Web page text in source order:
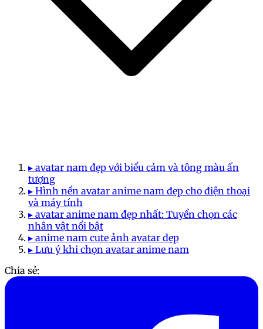
▸ avatar nam đẹp với biểu cảm và tông màu ấn
tượng
▸ Hình nền avatar anime nam đẹp cho điện thoại
và máy tính
▸ avatar anime nam đẹp nhất: Tuyển chọn các
nhân vật nổi bật
▸ anime nam cute ảnh avatar đẹp
▸ Lưu ý khi chọn avatar anime nam
Chia sẻ: